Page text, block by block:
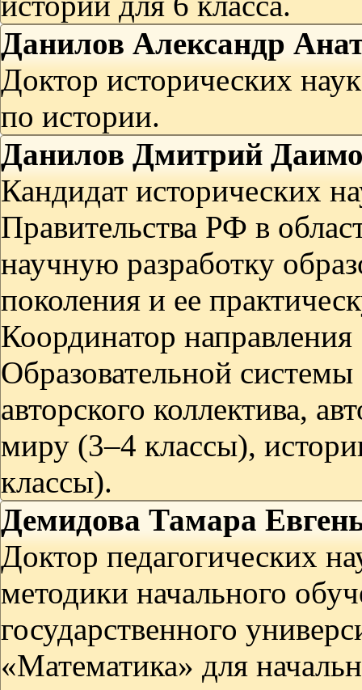
Данилов Александр
Доктор исторических
по истории.
Данилов Дмитрий
Кандидат исторических
Правительства РФ в
научную разработку
поколения и ее
Координатор
Образовательной
авторского коллектива,
миру (3–4 классы),
классы).
Демидова Тамара
Доктор педагогических
методики начального
государственного
«Математика» для